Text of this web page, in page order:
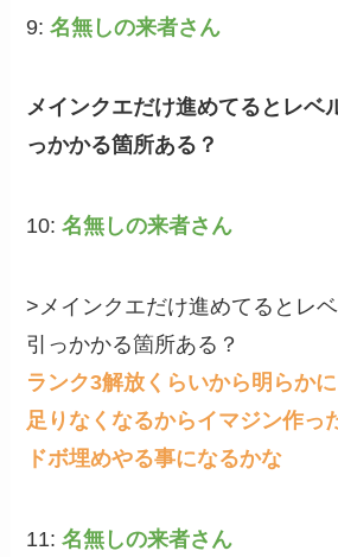
9:名無しの来者さん
メインクエだけ進めてるとレベ
っかかる箇所ある？
10:名無しの来者さん
>メインクエだけ進めてるとレ
引っかかる箇所ある？
ランク3解放くらいから明らか
足りなくなるからイマジン作っ
ドボ埋めやる事になるかな
11:名無しの来者さん